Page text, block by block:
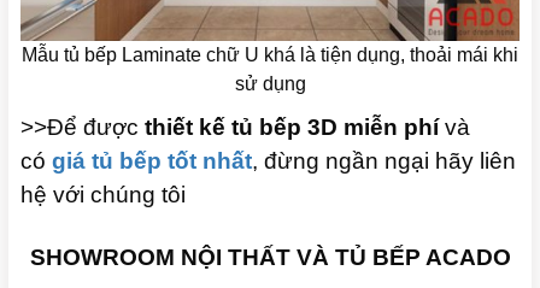
Mẫu tủ bếp Laminate chữ U khá là tiện dụng, thoải mái khi
sử dụng
>>Để được thiết kế tủ bếp 3D miễn phívà
có giá tủ bếp tốt nhất, đừng ngần ngại hãy liên
hệ với chúng tôi
SHOWROOM NỘI THẤT VÀ TỦ BẾP ACADO